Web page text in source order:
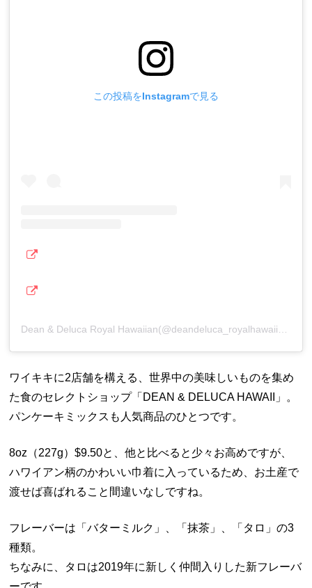
この投稿をInstagramで見る
Dean & Deluca Royal Hawaiian(@deandeluca_royalhawaiian)がシェアした投稿
ワイキキに2店舗を構える、世界中の美味しいものを集め
た食のセレクトショップ「DEAN & DELUCA HAWAII」。
パンケーキミックスも人気商品のひとつです。
8oz（227g）$9.50と、他と比べると少々お高めですが、
ハワイアン柄のかわいい巾着に入っているため、お土産で
渡せば喜ばれること間違いなしですね。
フレーバーは「バターミルク」、「抹茶」、「タロ」の3
種類。
ちなみに、タロは2019年に新しく仲間入りした新フレーバ